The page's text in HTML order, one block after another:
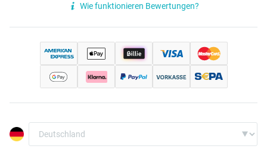
Wie funktionieren Bewertungen?